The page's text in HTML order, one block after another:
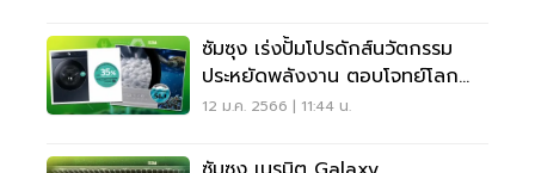
ซัมซุง เร่งปั้มโปรดักส์นวัตกรรม
ประหยัดพลังงาน ตอบโจทย์โลก
ยั่งยืน
12 ม.ค. 2566 | 11:44 น.